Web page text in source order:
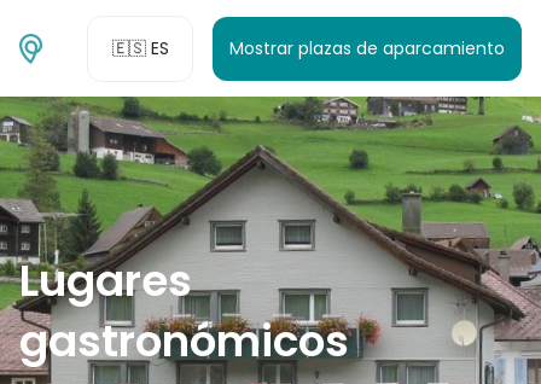
🇪🇸 ES Mostrar plazas de aparcamiento
Lugares
gastronómicos